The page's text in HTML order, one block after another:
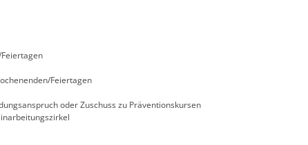
Feiertagen
oder Zuschuss zu Präventionskursen